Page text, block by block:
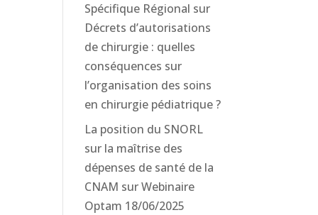
Spécifique Régional sur
Décrets d’autorisations
de chirurgie : quelles
conséquences sur
l’organisation des soins
en chirurgie pédiatrique ?
La position du SNORL
sur la maîtrise des
dépenses de santé de la
CNAM surWebinaire
Optam 18/06/2025